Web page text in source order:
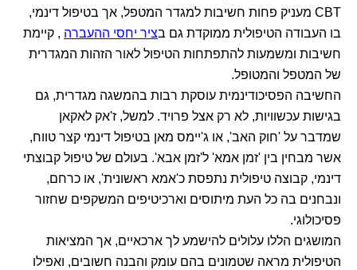
CBT מעניק פחות חשיבות למגדר המטפל, אך בטיפול דינמי,
בו העבודה הטיפולית ממוקדת גם בציר יחסי ההעברה , קיימת
חשיבות ומשמעות להתפתחות הטיפול לאור הזהות המגדרית
של המטפל והמטופל.
החשיבה הפסיכודינמית עוסקת רבות בהמשגה מגדרית, גם
בגישות עכשוויות, לא רק אצל פרויד. למשל, ז'אק לאקאן
שמדבר על 'חוק האב', או ג'יימס מאן בטיפול דינמי קצר טווח,
אשר מבחין בין 'זמן אמא' ל'זמן אבא'. בעולם של טיפול קבוצתי
דינמי, קבוצה טיפולית נתפסת כ'אמא ראשונית', או כרחם,
ונבחנים בה כל העת מיתוסים וארכיטיפים המשקפים שחזור
פסיכולוגי.
המושגים הללו עלולים להישמע לך ארכאיים, אך המציאות
הטיפולית מראה שטמונים בהם עומק והבנה חשובים, ואפילו